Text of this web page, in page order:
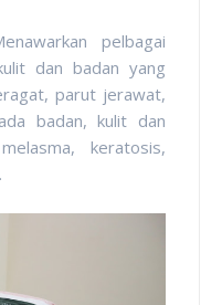
pelbagai
dan badan yang
parut jerawat,
badan, kulit dan
keratosis,